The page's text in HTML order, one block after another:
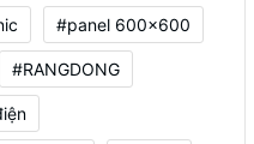
#panel 600x600
#RANGDONG